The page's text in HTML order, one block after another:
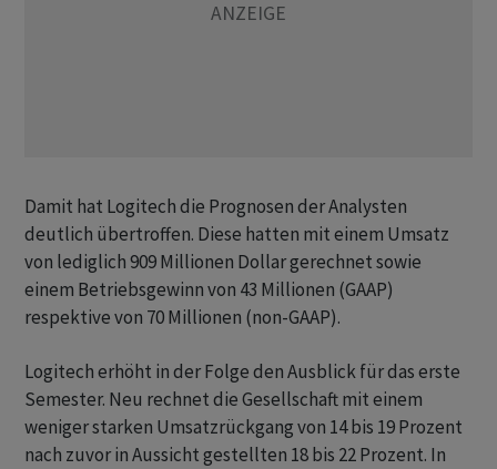
Damit hat Logitech die Prognosen der Analysten
deutlich übertroffen. Diese hatten mit einem Umsatz
von lediglich 909 Millionen Dollar gerechnet sowie
einem Betriebsgewinn von 43 Millionen (GAAP)
respektive von 70 Millionen (non-GAAP).
Logitech erhöht in der Folge den Ausblick für das erste
Semester. Neu rechnet die Gesellschaft mit einem
weniger starken Umsatzrückgang von 14 bis 19 Prozent
nach zuvor in Aussicht gestellten 18 bis 22 Prozent. In